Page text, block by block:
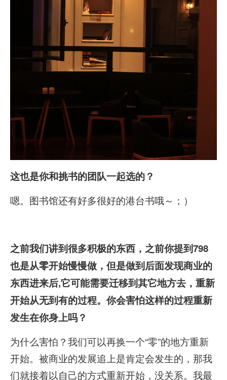
这也是你和挑书的团队一起选的？
嗯。图书馆还有好多很好的港台书哦～；）
之前我们讲到很多积极的东西，之前你提到798
也是从零开始慢慢做，但是做到后面发现商业的
东西进来后,它可能需要迁移到其它地方去，重新
开始从无到有的过程。你会害怕这样的过程重新
发生在你身上吗？
为什么害怕？我们可以再换一个“零”的地方重新
开始。被商业的发展追上是肯定会发生的，那我
们就接着以自己的方式重新开始，没关系。我最